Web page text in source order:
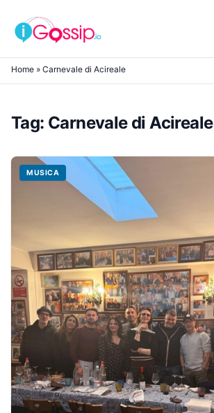
Skip to content
Home » Carnevale di Acireale
Tag: Carnevale di Acireale
MUSICA